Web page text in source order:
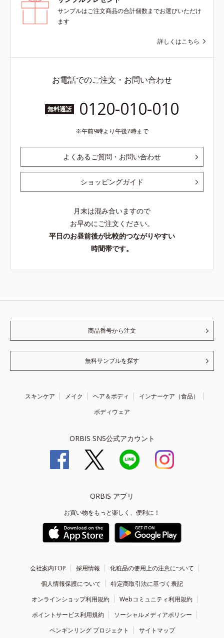
サンプルはご注文商品の合計個数までお選びいただけ
ます
詳しくはこちら
お電話でのご注文・お問い合わせ
無料通話 0120-010-010
午前9時より午後7時まで
よくあるご質問・お問い合わせ
ショッピングガイド
月末は混み合いますので
お早めにご注文ください。
平日のお昼前後が比較的つながりやすい
時間帯です。
商品番号から注文
無料サンプルを探す
スキンケア メイク ヘア＆ボディ
インナーケア（食品）
ボディウェア
ORBIS SNS公式アカウント
ORBIS アプリ
お買い物をもっと楽しく、便利に！
会社案内TOP 採用情報
化粧品の使用上の注意について
個人情報保護について
特定商取引法に基づく表記
オンラインショップ利用規約
Webコミュニティ利用規約
ポイントサービス利用規約
ソーシャルメディアポリシー
ペンギンリング プロジェクト
サイトマップ